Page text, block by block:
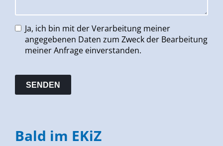
Ja, ich bin mit der Verarbeitung meiner
angegebenen Daten zum Zweck der Bearbeitung
meiner Anfrage einverstanden.
Bald im EKiZ